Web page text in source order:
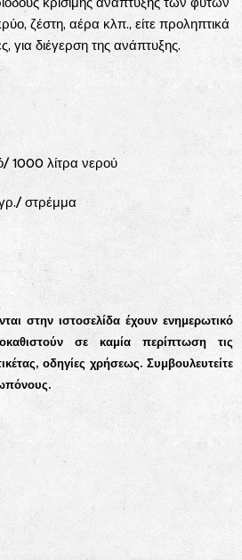
ζέστη, αέρα κλπ., είτε προληπτικά
για διέγερση της ανάπτυξης.
1000 λίτρα νερού
στρέμμα
στην ιστοσελίδα έχουν ενημερωτικό
σε καμία περίπτωση τις
οδηγίες χρήσεως. Συμβουλευτείτε